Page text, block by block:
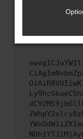
hast,
versuchen,
uns diesen